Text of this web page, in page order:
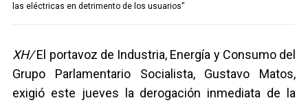
las eléctricas en detrimento de los usuarios”
XH/El portavoz de Industria, Energía y Consumo del
Grupo Parlamentario Socialista, Gustavo Matos,
exigió este jueves la derogación inmediata de la